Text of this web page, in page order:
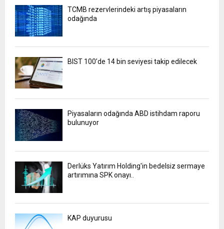
TCMB rezervlerindeki artış piyasaların
odağında
BIST 100’de 14 bin seviyesi takip edilecek
Piyasaların odağında ABD istihdam raporu
bulunuyor
Derlüks Yatırım Holding'in bedelsiz sermaye
artırımına SPK onayı..
KAP duyurusu